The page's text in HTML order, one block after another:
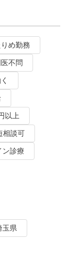
め勤務
不問
以上
相談可
ン診療
玉県